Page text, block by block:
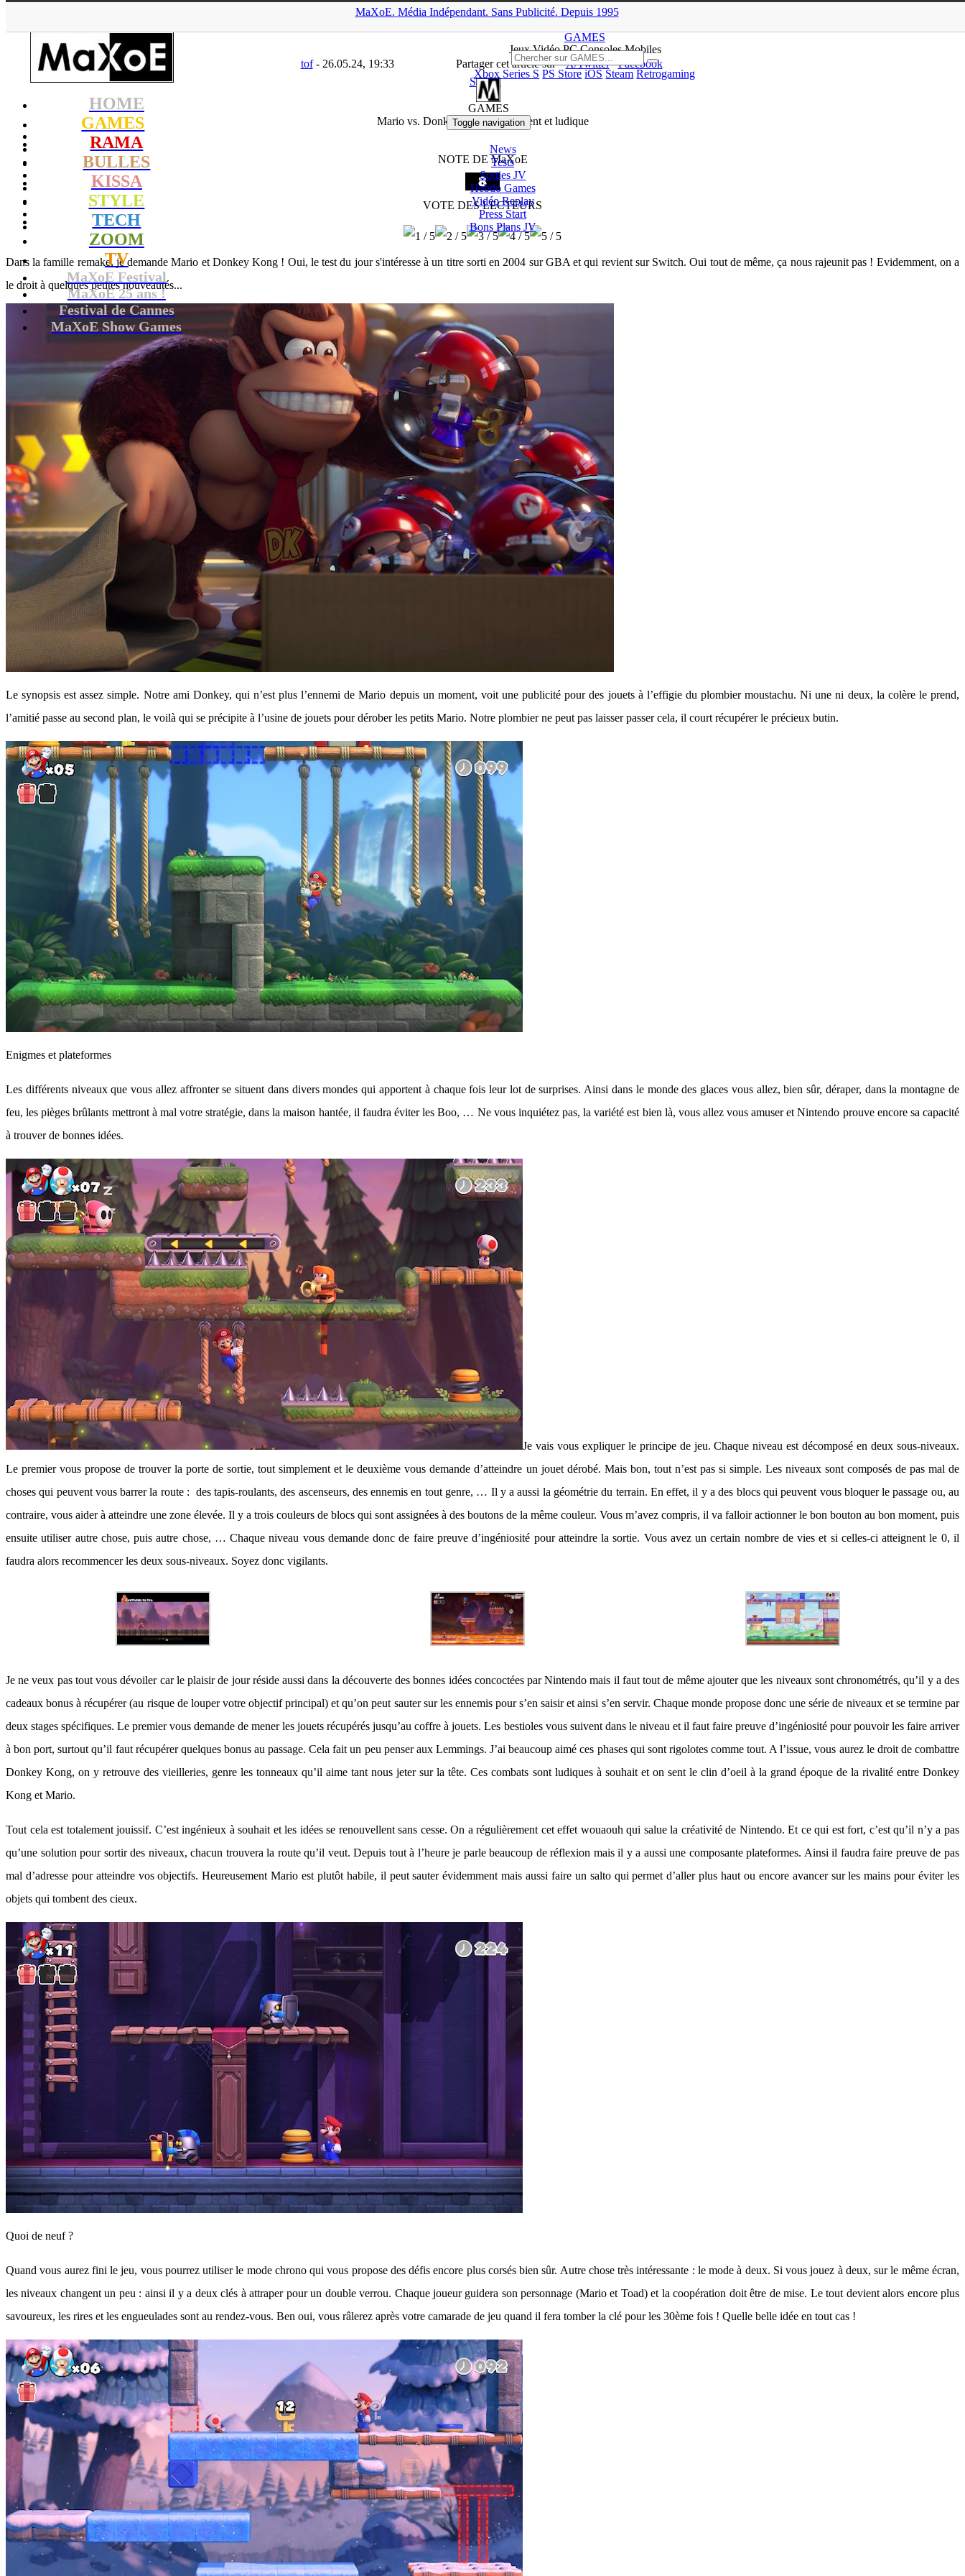
MaXoE. Média Indépendant. Sans Publicité. Depuis 1995
HOME
GAMES
RAMA
BULLES
KISSA
STYLE
TECH
ZOOM
TV
MaXoE Festival
MaXoE 25 ans !
Festival de Cannes
MaXoE Show Games
GAMES
JeuxVidéoPC Consoles Mobiles
Xbox Series S PS Store iOS Steam Retrogaming
GAMES
Toggle navigation
News
Tests
SortiesJV
Hebdo Games
VidéoReplay
Press Start
Bons PlansJV
▲
tof- 26.05.24, 19:33 Partager cet article sur X/Twitter
Facebook
Switch
Mario vs. Donkey Kong : intelligent et ludique
NOTE DE MaXoE
VOTE DES LECTEURS
Dans la famille remake, je demande Mario et Donkey Kong ! Oui, le test du jour s'intéresse à un titre sorti en 2004 sur GBA et qui revient sur Switch. Oui tout de même, ça nous rajeunit pas ! Evidemment, on a
le droit à quelques petites nouveautés...
Le synopsis est assez simple. Notre ami Donkey, qui n’est plus l’ennemi de Mario depuis un moment, voit une publicité pour des jouets à l’effigie du plombier moustachu. Ni une ni deux, la colère le prend,
l’amitié passe au second plan, le voilà qui se précipite à l’usine de jouets pour dérober les petits Mario. Notre plombier ne peut pas laisser passer cela, il court récupérer le précieux butin.
Enigmes et plateformes
Les différents niveaux que vous allez affronter se situent dans divers mondes qui apportent à chaque fois leur lot de surprises. Ainsi dans le monde des glaces vous allez, bien sûr, déraper, dans la montagne de
feu, les pièges brûlants mettront à mal votre stratégie, dans la maison hantée, il faudra éviter les Boo, … Ne vous inquiétez pas, la variété est bien là, vous allez vous amuser et Nintendo prouve encore sa capacité
à trouver de bonnes idées.
Je vais vous expliquer le principe de jeu. Chaque niveau est décomposé en deux sous-niveaux.
Le premier vous propose de trouver la porte de sortie, tout simplement et le deuxième vous demande d’atteindre un jouet dérobé. Mais bon, tout n’est pas si simple. Les niveaux sont composés de pas mal de
choses qui peuvent vous barrer la route : des tapis-roulants, des ascenseurs, des ennemis en tout genre, … Il y a aussi la géométrie du terrain. En effet, il y a des blocs qui peuvent vous bloquer le passage ou, au
contraire, vous aider à atteindre une zone élevée. Il y a trois couleurs de blocs qui sont assignées à des boutons de la même couleur. Vous m’avez compris, il va falloir actionner le bon bouton au bon moment, puis
ensuite utiliser autre chose, puis autre chose, … Chaque niveau vous demande donc de faire preuve d’ingéniosité pour atteindre la sortie. Vous avez un certain nombre de vies et si celles-ci atteignent le 0, il
faudra alors recommencer les deux sous-niveaux. Soyez donc vigilants.
Je ne veux pas tout vous dévoiler car le plaisir de jour réside aussi dans la découverte des bonnes idées concoctées par Nintendo mais il faut tout de même ajouter que les niveaux sont chronométrés, qu’il y a des
cadeaux bonus à récupérer (au risque de louper votre objectif principal) et qu’on peut sauter sur les ennemis pour s’en saisir et ainsi s’en servir. Chaque monde propose donc une série de niveaux et se termine par
deux stages spécifiques. Le premier vous demande de mener les jouets récupérés jusqu’au coffre à jouets. Les bestioles vous suivent dans le niveau et il faut faire preuve d’ingéniosité pour pouvoir les faire arriver
à bon port, surtout qu’il faut récupérer quelques bonus au passage. Cela fait un peu penser aux Lemmings. J’ai beaucoup aimé ces phases qui sont rigolotes comme tout. A l’issue, vous aurez le droit de combattre
Donkey Kong, on y retrouve des vieilleries, genre les tonneaux qu’il aime tant nous jeter sur la tête. Ces combats sont ludiques à souhait et on sent le clin d’oeil à la grand époque de la rivalité entre Donkey
Kong et Mario.
Tout cela est totalement jouissif. C’est ingénieux à souhait et les idées se renouvellent sans cesse. On a régulièrement cet effet wouaouh qui salue la créativité de Nintendo. Et ce qui est fort, c’est qu’il n’y a pas
qu’une solution pour sortir des niveaux, chacun trouvera la route qu’il veut. Depuis tout à l’heure je parle beaucoup de réflexion mais il y a aussi une composante plateformes. Ainsi il faudra faire preuve de pas
mal d’adresse pour atteindre vos objectifs. Heureusement Mario est plutôt habile, il peut sauter évidemment mais aussi faire un salto qui permet d’aller plus haut ou encore avancer sur les mains pour éviter les
objets qui tombent des cieux.
Quoi de neuf ?
Quand vous aurez fini le jeu, vous pourrez utiliser le mode chrono qui vous propose des défis encore plus corsés bien sûr. Autre chose très intéressante : le mode à deux. Si vous jouez à deux, sur le même écran,
les niveaux changent un peu : ainsi il y a deux clés à attraper pour un double verrou. Chaque joueur guidera son personnage (Mario et Toad) et la coopération doit être de mise. Le tout devient alors encore plus
savoureux, les rires et les engueulades sont au rendez-vous. Ben oui, vous râlerez après votre camarade de jeu quand il fera tomber la clé pour les 30ème fois ! Quelle belle idée en tout cas !